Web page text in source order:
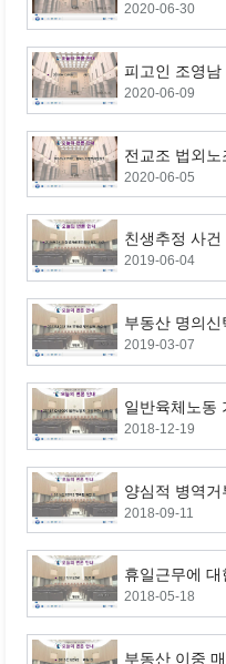
변론 동영상
2020-06-30
피고인 조영
론 동영상
2020-06-09
전교조 법외
론 동영상
2020-06-05
친생추정 사
2019-06-04
부동산 명의
2019-03-07
일반육체노동
상
2018-12-19
양심적 병역
2018-09-11
휴일근무에
개변론 동영상
2018-05-18
부동산 이중